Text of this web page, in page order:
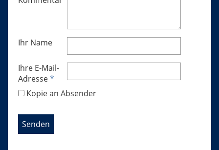
Ihr Name
Ihre E-Mail-
Adresse*
Kopie an Absender